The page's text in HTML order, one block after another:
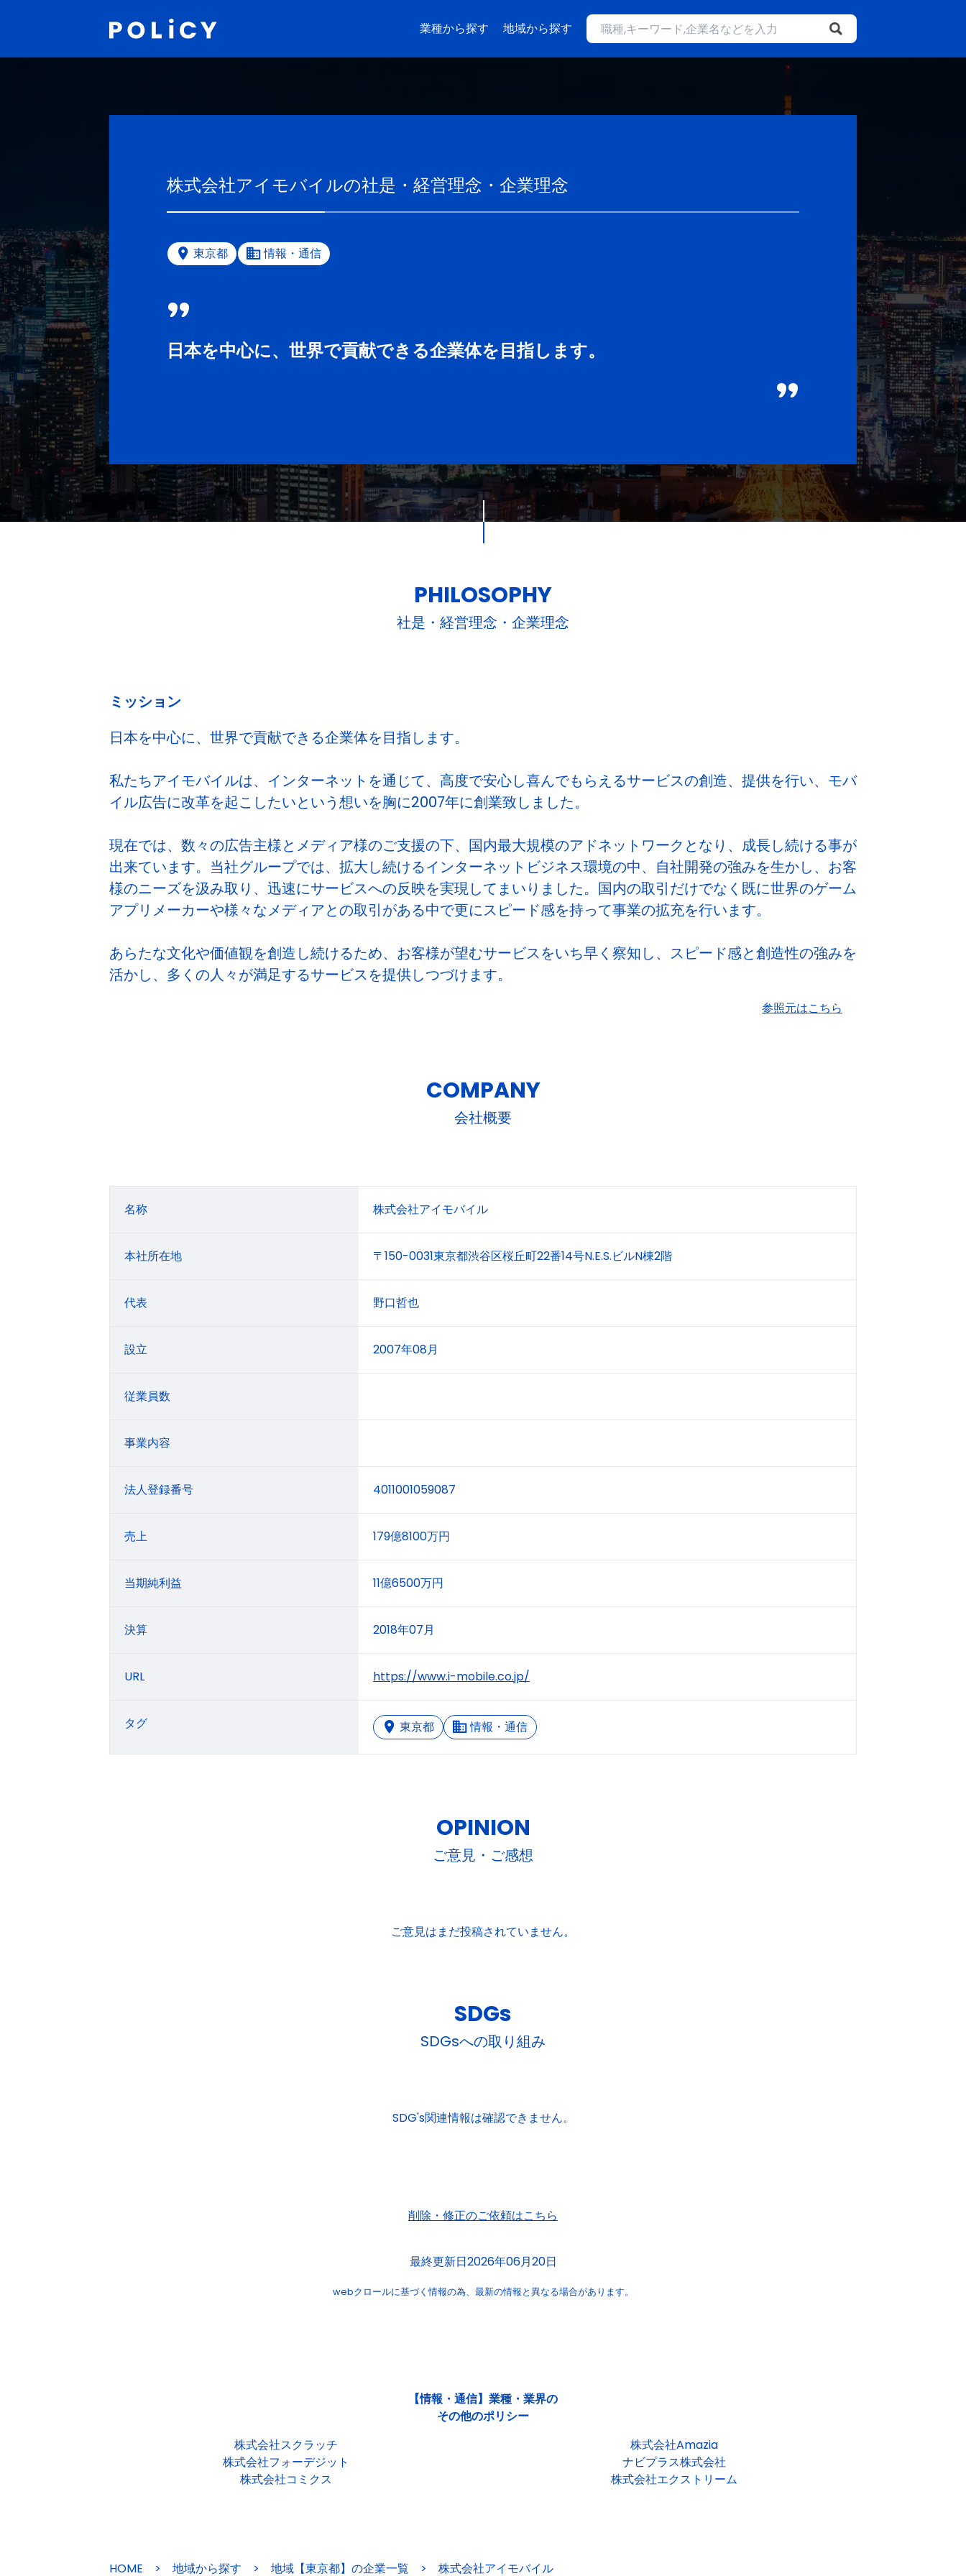
業種から探す 地域から探す
株式会社アイモバイルの社是・経営理念・企業理念
東京都 情報・通信
日本を中心に、世界で貢献できる企業体を目指します。
PHILOSOPHY
社是・経営理念・企業理念
ミッション
日本を中心に、世界で貢献できる企業体を目指します。
私たちアイモバイルは、インターネットを通じて、高度で安心し喜んでもらえるサービスの創造、提供を行い、モバ
イル広告に改革を起こしたいという想いを胸に2007年に創業致しました。
現在では、数々の広告主様とメディア様のご支援の下、国内最大規模のアドネットワークとなり、成長し続ける事が
出来ています。当社グループでは、拡大し続けるインターネットビジネス環境の中、自社開発の強みを生かし、お客
様のニーズを汲み取り、迅速にサービスへの反映を実現してまいりました。国内の取引だけでなく既に世界のゲーム
アプリメーカーや様々なメディアとの取引がある中で更にスピード感を持って事業の拡充を行います。
あらたな文化や価値観を創造し続けるため、お客様が望むサービスをいち早く察知し、スピード感と創造性の強みを
活かし、多くの人々が満足するサービスを提供しつづけます。
参照元はこちら
COMPANY
会社概要
名称 株式会社アイモバイル
本社所在地 〒150-0031東京都渋谷区桜丘町22番14号N.E.S.ビルN棟2階
代表 野口哲也
設立 2007年08月
従業員数
事業内容
法人登録番号 4011001059087
売上 179億8100万円
当期純利益 11億6500万円
決算 2018年07月
URL https://www.i-mobile.co.jp/
タグ 東京都 情報・通信
OPINION
ご意見・ご感想
ご意見はまだ投稿されていません。
SDGs
SDGsへの取り組み
SDG's関連情報は確認できません。
削除・修正のご依頼はこちら
最終更新日2026年06月20日
webクロールに基づく情報の為、 最新の情報と異なる場合があります。
【情報・通信】業種・業界の
その他のポリシー
株式会社スクラッチ
株式会社Amazia
株式会社フォーデジット
ナビプラス株式会社
株式会社コミクス
株式会社エクストリーム
HOME > 地域から探す > 地域【東京都】の企業一覧 > 株式会社アイモバイル